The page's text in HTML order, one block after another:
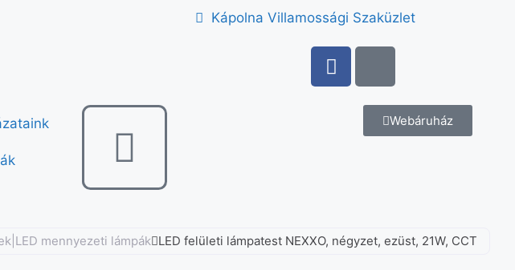
Kápolna Villamossági Szaküzlet
Webáruház
mennyezeti lámpák LED felületi lámpatest NEXXO, négyzet, ezüst, 21W, CCT